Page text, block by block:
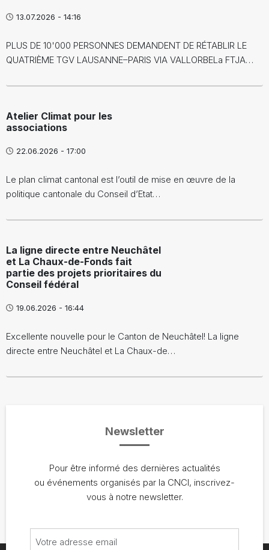
13.07.2026 - 14:16
PLUS DE 10'000 PERSONNES DEMANDENT DE RÉTABLIR LE
QUATRIÈME TGV LAUSANNE–PARIS VIA VALLORBELa FTJA…
Atelier Climat pour les
associations
22.06.2026 - 17:00
Le plan climat cantonal est l’outil de mise en œuvre de la
politique cantonale du Conseil d’Etat…
La ligne directe entre Neuchâtel
et La Chaux-de-Fonds fait
partie des projets prioritaires du
Conseil fédéral
19.06.2026 - 16:44
Excellente nouvelle pour le Canton de Neuchâtel! La ligne
directe entre Neuchâtel et La Chaux-de…
Newsletter
Pour être informé des dernières actualités
ou événements organisés par la CNCI, inscrivez-
vous à notre newsletter.